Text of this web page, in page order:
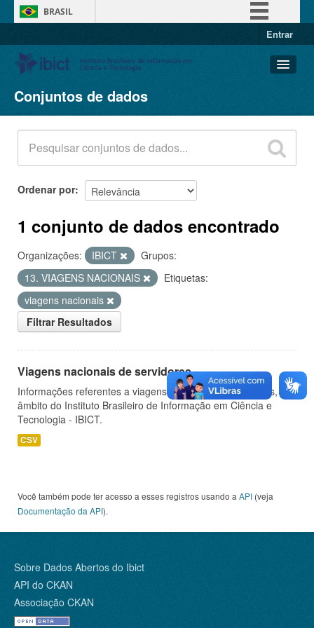
BRASIL
Entrar
Conjuntos de dados
Organizações
Grupos
Sobre
Conjuntos de dados
Ordenar por
1 conjunto de dados encontrado
Organizações: IBICT
Grupos:
13. VIAGENS NACIONAIS
Etiquetas:
viagens nacionais
Filtrar Resultados
Viagens nacionais de servidores
Informações referentes a viagens nacionais de servidores, no
âmbito do Instituto Brasileiro de Informação em Ciência e
Tecnologia - IBICT.
CSV
Você também pode ter acesso a esses registros usando a API (veja
Documentação da API).
Sobre Dados Abertos do Ibict
API do CKAN
Associação CKAN